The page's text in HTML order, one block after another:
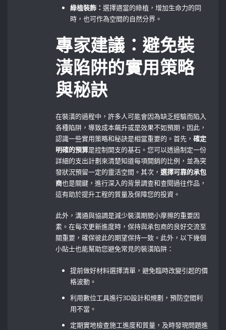
綠植裝飾：選擇適當的綠植，增加生命力的同
時，也可作為空間的自然分界。
專家建議：避免裝
潢陷阱的實用策略
與秘訣
在裝潢的過程中，許多人可能會因為缺乏經驗而陷入
各種陷阱，導致成本飆升或是效果不如預期。因此，
認識一些實用策略和秘訣是相當重要的。首先，確定
明確的預算是控制開支的基石。您可以透過制定一份
詳細的支出計劃來清楚知道每項開銷的比例，並為突
發狀況預留一定的靈活空間。其次，選擇可靠的承包
商也是關鍵，進行深入的背景調查和查閱過往作品，
這有助於提升工程的質量及保障您的投資。
此外，溝通與協調是減少裝潢期間小摩擦的重要因
素。在每次更新進度時，保持與承包商的良好交流至
關重要，確保彼此的期望保持一致。此外，以下幾個
小貼士也能幫助您避免常見的裝潢陷阱：
提前做好材料選擇清單，避免臨時改變引起的價
格波動。
利用數位工具進行3D設計和規劃，預防空間利
用不當。
定期實地檢查施工進度和質量，及時發現問題進